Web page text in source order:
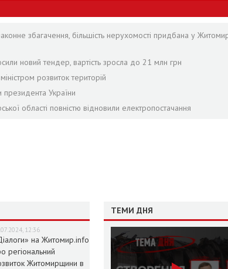
збагачення, більшість нерухомості придбана у
новий тендер, вартість зросла до 21 млн грн
розвиток територій
президента України
області повністю відновили електропостачання
12:36
на Житомир.info
регіональний
Житомирщини в
ТЕМИ ДНЯ